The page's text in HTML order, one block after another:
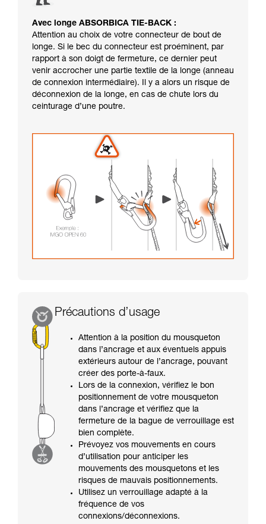
Avec longe ABSORBICA TIE-BACK :
Attention au choix de votre connecteur de bout de
longe. Si le bec du connecteur est proéminent, par
rapport à son doigt de fermeture, ce dernier peut
venir accrocher une partie textile de la longe (anneau
de connexion intermédiaire). Il y a alors un risque de
déconnexion de la longe, en cas de chute lors du
ceinturage d’une poutre.
Précautions d’usage
Attention à la position du mousqueton
dans l’ancrage et aux éventuels appuis
extérieurs autour de l’ancrage, pouvant
créer des porte-à-faux.
Lors de la connexion, vérifiez le bon
positionnement de votre mousqueton
dans l’ancrage et vérifiez que la
fermeture de la bague de verrouillage est
bien complète.
Prévoyez vos mouvements en cours
d’utilisation pour anticiper les
mouvements des mousquetons et les
risques de mauvais positionnements.
Utilisez un verrouillage adapté à la
fréquence de vos
connexions/déconnexions.